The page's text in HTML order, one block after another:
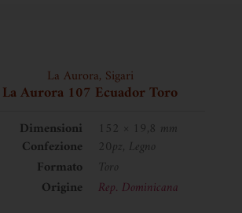
La Aurora, Sigari
La Aurora 107 Ecuador Toro
Dimensioni
152 × 19,8 mm
Confezione
20pz, Legno
Formato
Toro
Origine
Rep. Dominicana